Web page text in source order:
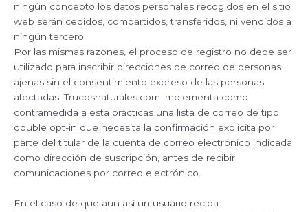
ningún concepto los datos personales recogidos en el sitio
web serán cedidos, compartidos, transferidos, ni vendidos a
ningún tercero.
Por las mismas razones, el proceso de registro no debe ser
utilizado para inscribir direcciones de correo de personas
ajenas sin el consentimiento expreso de las personas
afectadas. Trucosnaturales.com implementa como
contramedida a esta prácticas una lista de correo de tipo
double opt-in que necesita la confirmación explicita por
parte del titular de la cuenta de correo electrónico indicada
como dirección de suscripción, antes de recibir
comunicaciones por correo electrónico.
En el caso de que aun así un usuario reciba